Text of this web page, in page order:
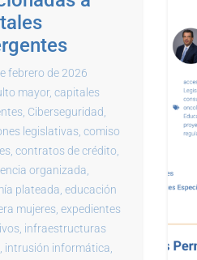
febrero de 2026
mayor, capitales
Ciberseguridad
legislativas comiso
contratos de crédito
organizada
plateada educación
mujeres expedientes
infraestructuras
intrusión informática